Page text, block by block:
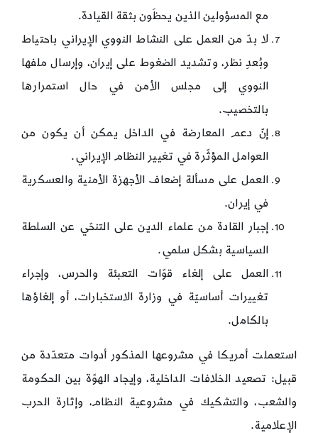
مع المسؤولين الذين يحظَون بثقة القيادة.
لا بدّ من العمل على النشاط النووي الإيراني باحتياط
وبُعدِ نظر، وتشديد الضغوط على إيران، وإرسال ملفها
النووي إلى مجلس الأمن في حال استمرارها
بالتخصيب.
إنّ دعم المعارضة في الداخل يمكن أن يكون من
العوامل المؤثّرة في تغيير النظام الإيراني.
العمل على مسألة إضعاف الأجهزة الأمنية والعسكرية
في إيران.
إجبار القادة من علماء الدين على التنحّي عن السلطة
السياسية بشكل سلمي.
العمل على إلغاء قوّات التعبئة والحرس، وإجراء
تغييرات أساسيّة في وزارة الاستخبارات، أو إلغاؤها
بالكامل.
استعملت أمريكا في مشروعها المذكور أدوات متعدّدة من
قبيل: تصعيد الخلافات الداخلية، وإيجاد الهوّة بين الحكومة
والشعب، والتشكيك في مشروعية النظام، وإثارة الحرب
الإعلامية.